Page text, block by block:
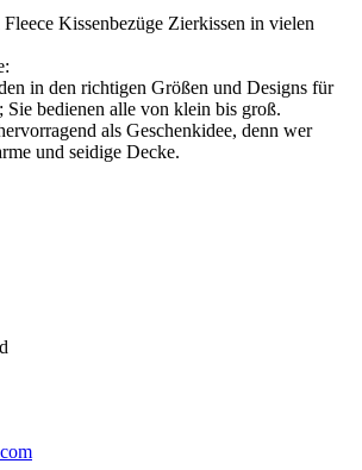
Kissenbezüge Zierkissen in vielen
in den richtigen Größen und Designs für
Sie bedienen alle von klein bis groß.
als Geschenkidee, denn wer
und seidige Decke.